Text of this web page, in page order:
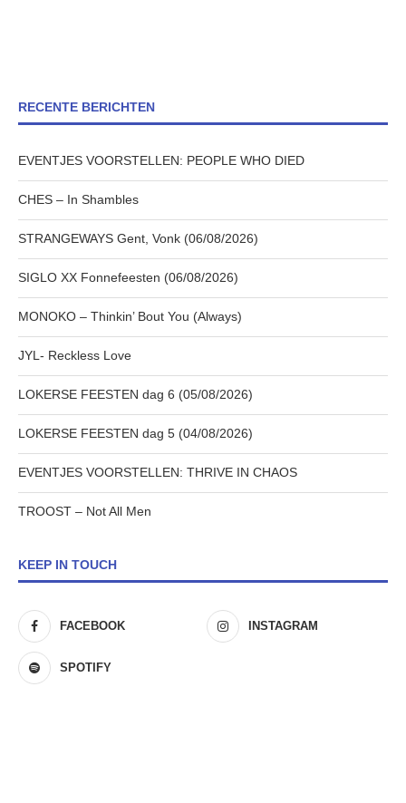
RECENTE BERICHTEN
EVENTJES VOORSTELLEN: PEOPLE WHO DIED
CHES – In Shambles
STRANGEWAYS Gent, Vonk (06/08/2026)
SIGLO XX Fonnefeesten (06/08/2026)
MONOKO – Thinkin’ Bout You (Always)
JYL- Reckless Love
LOKERSE FEESTEN dag 6 (05/08/2026)
LOKERSE FEESTEN dag 5 (04/08/2026)
EVENTJES VOORSTELLEN: THRIVE IN CHAOS
TROOST – Not All Men
KEEP IN TOUCH
FACEBOOK INSTAGRAM
SPOTIFY